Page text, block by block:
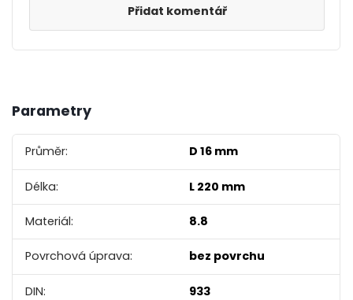
Přidat komentář
Parametry
Průměr: D 16 mm
Délka: L 220 mm
Materiál: 8.8
Povrchová úprava: bez povrchu
DIN: 933